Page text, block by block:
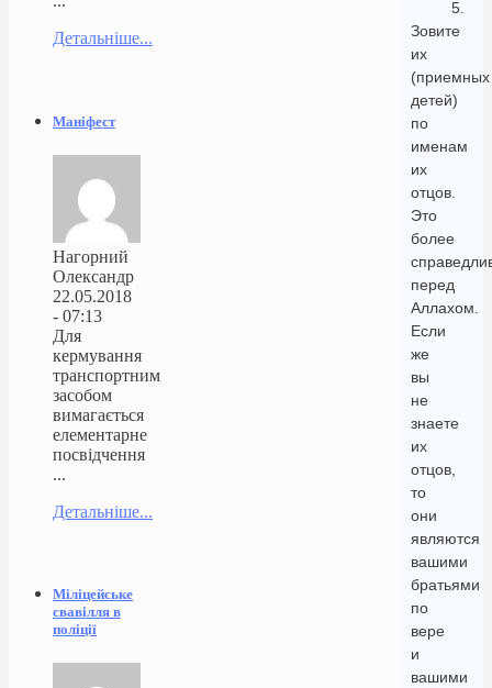
5.
Зовите
их
(приемных
детей)
по
именам
их
отцов.
Это
более
перед
Аллахом.
Если
же
вы
не
знаете
их
отцов,
то
они
являются
вашими
братьями
по
вере
и
вашими
Детальніше...
Маніфест
Нагорний
Олександр
22.05.2018
- 07:13
Для
кермування
транспортним
засобом
вимагається
елементарне
посвідчення
...
Детальніше...
Міліцейське
свавілля в
поліції